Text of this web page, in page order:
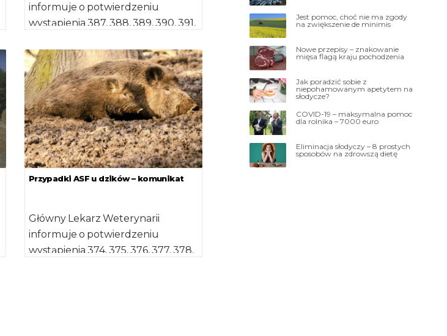
informuje o potwierdzeniu
wystąpienia 387, 388, 389, 390, 391,
398 przypadku […]
Przypadki ASF u dzików – komunikat
Główny Lekarz Weterynarii
informuje o potwierdzeniu
wystąpienia 374, 375, 376, 377, 378,
Jest pomoc, choć nie ma zgody
na zwiększenie de minimis
Nowe przepisy – znakowanie
mięsa flagą kraju pochodzenia
Jak poradzić sobie z
niepohamowanym apetytem na
słodycze?
COVID-19 – maksymalna pomoc
dla rolnika – 7000 euro
Eliminacja słodyczy – 8 prostych
sposobów na zdrowszą dietę